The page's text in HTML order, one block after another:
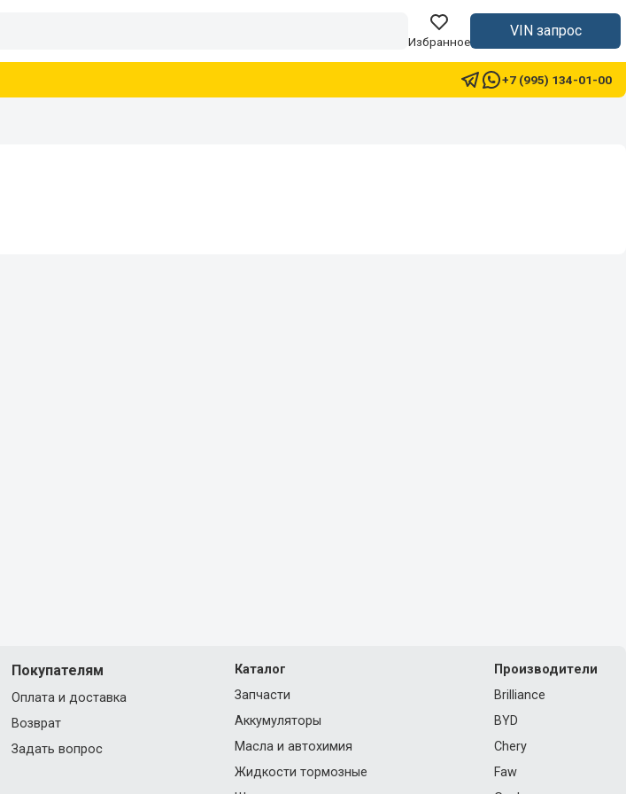
Избранное
VIN запрос
+7 (995) 134-01-00
Покупателям
Оплата и доставка
Возврат
Задать вопрос
Каталог
Запчасти
Аккумуляторы
Масла и автохимия
Жидкости тормозные
Производители
Brilliance
BYD
Chery
Faw